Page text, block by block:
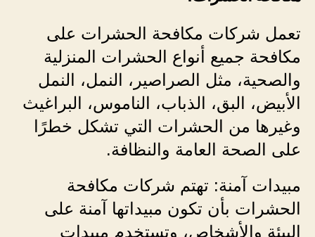
تعمل شركات مكافحة الحشرات على
مكافحة جميع أنواع الحشرات المنزلية
والصحية، مثل الصراصير، النمل، النمل
الأبيض، البق، الذباب، الناموس، البراغيث
وغيرها من الحشرات التي تشكل خطرًا
على الصحة العامة والنظافة.
مبيدات آمنة: تهتم شركات مكافحة
الحشرات بأن تكون مبيداتها آمنة على
البيئة والأشخاص، وتستخدم مبيدات